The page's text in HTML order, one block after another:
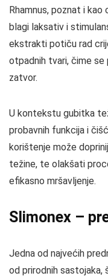
Rhamnus, poznat i kao
blagi laksativ i
ekstrakti potiču rad
otpadnih tvari, čime se
zatvor.
U kontekstu gubitka
probavnih funkcija i
korištenje može
težine, te olakšati
efikasno mršavljenje.
Slimonex –
Jedna od najvećih
od prirodnih sastojaka,